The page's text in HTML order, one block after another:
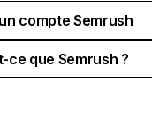
compte Semrush
ce que Semrush ?